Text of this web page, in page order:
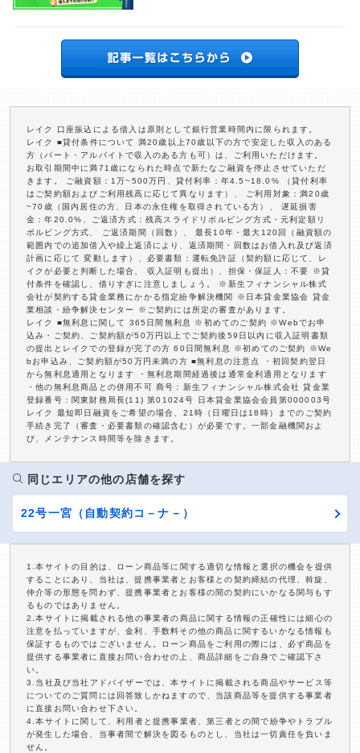
レイク 口座振込による借入は原則として銀行営業時間内に限られます。
レイク ■貸付条件について 満20歳以上70歳以下の方で安定した収入のある
方（パート・アルバイトで収入のある方も可）は、ご利用いただけます。
お取引期間中に満71歳になられた時点で新たなご融資を停止させていただ
きます。 ご融資額：1万~500万円、貸付利率：年4.5~18.0% （貸付利率
はご契約額およびご利用残高に応じて異なります）、 ご利用対象：満20歳
~70歳（国内居住の方、日本の永住権を取得されている方）、 遅延損害
金：年20.0%、ご返済方式：残高スライドリボルビング方式・元利定額リ
ボルビング方式、 ご返済期間（回数）、 最長10年・最大120回（融資額の
範囲内での追加借入や繰上返済により、返済期間・回数はお借入れ及び返済
計画に応じて 変動します）、必要書類：運転免許証（契約額に応じて、レ
イクが必要と判断した場合、 収入証明も提出）、担保・保証人：不要 ※貸
付条件を確認し、借りすぎに注意しましょう。 ※新生フィナンシャル株式
会社が契約する貸金業務にかかる指定紛争解決機関 ※日本貸金業協会 貸金
業相談・紛争解決センター ※ご契約には所定の審査があります。
レイク ■無利息に関して 365日間無利息 ※初めてのご契約 ※Webでお申
込み・ご契約、ご契約額が50万円以上でご契約後59日以内に収入証明書類
の提出とレイクでの登録が完了の方 60日間無利息 ※初めてのご契約 ※We
bお申込み、ご契約額が50万円未満の方 ■無利息の注意点 ・初回契約翌日
から無利息適用となります ・無利息期間経過後は通常金利適用となります
・他の無利息商品との併用不可 商号：新生フィナンシャル株式会社 貸金業
登録番号：関東財務局長(11) 第01024号 日本貸金業協会会員第000003号
レイク 最短即日融資をご希望の場合、21時（日曜日は18時）までのご契約
手続き完了（審査・必要書類の確認含む）が必要です。一部金融機関およ
び、メンテナンス時間等を除きます。
同じエリアの他の店舗を探す
22号一宮（自動契約コ－ナ－）
1.本サイトの目的は、ローン商品等に関する適切な情報と選択の機会を提供
することにあり、当社は、提携事業者とお客様との契約締結の代理、斡旋、
仲介等の形態を問わず、提携事業者とお客様の間の契約にいかなる関与もす
るものではありません。
2.本サイトに掲載される他の事業者の商品に関する情報の正確性には細心の
注意を払っていますが、金利、手数料その他の商品に関するいかなる情報も
保証するものではございません。ローン商品をご利用の際には、必ず商品を
提供する事業者に直接お問い合わせの上、商品詳細をご自身でご確認下さ
い。
3.当社及び当社アドバイザーでは、本サイトに掲載される商品やサービス等
についてのご質問には回答致しかねますので、当該商品等を提供する事業者
に直接お問い合わせ下さい。
4.本サイトに関して、利用者と提携事業者、第三者との間で紛争やトラブル
が発生した場合、当事者間で解決を図るものとし、当社は一切責任を負いま
せん。